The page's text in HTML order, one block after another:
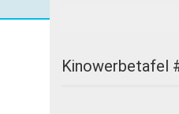
Kinowerbetafel